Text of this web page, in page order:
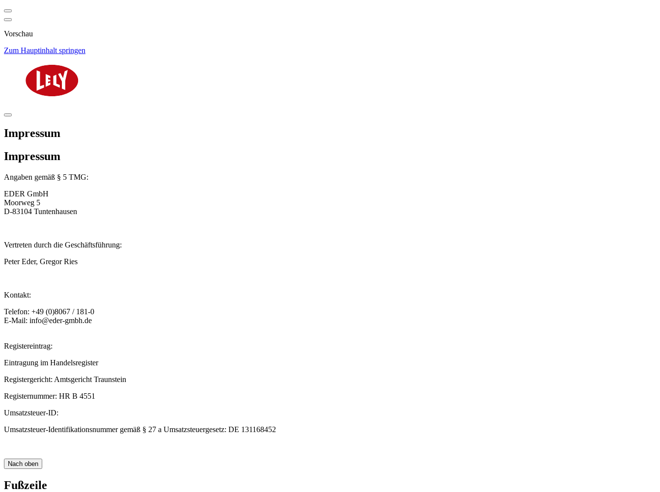
Vorschau
Zum Hauptinhalt springen
Impressum
Impressum
Angaben gemäß § 5 TMG:
EDER GmbH
Moorweg 5
D-83104 Tuntenhausen
Vertreten durch die Geschäftsführung:​
Peter Eder, Gregor Ries
Kontakt:
Telefon: +49 (0)8067 / 181-0
E-Mail: info@eder-gmbh.de
Registereintrag:​
Eintragung im Handelsregister​
Registergericht: Amtsgericht Traunstein​
Registernummer: HR B 4551​
Umsatzsteuer-ID:​
Umsatzsteuer-Identifikationsnummer gemäß § 27 a Umsatzsteuergesetz: DE 131168452​
Nach oben
Fußzeile